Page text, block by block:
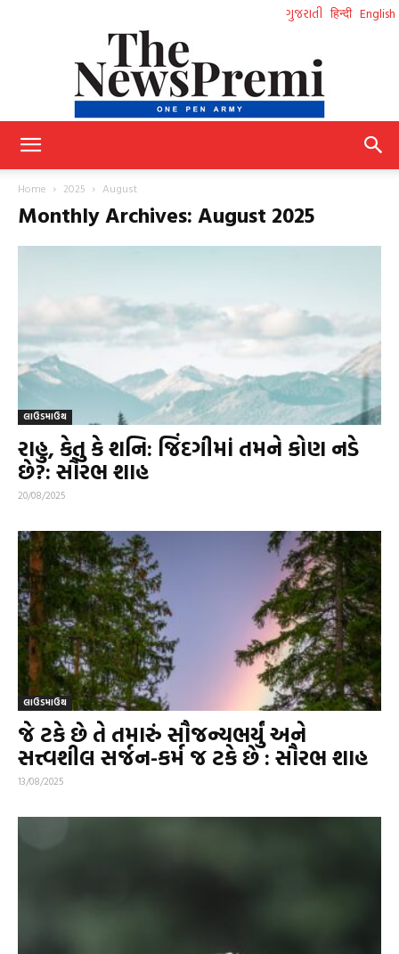
ગુજરાતી हिन्दी English
Home 2025 August
Monthly Archives: August 2025
લાઉડમાઉથ
રાહુ, કેતુ કે શનિ: જિંદગીમાં તમને કોણ નડે
છે?: સૌરભ શાહ
20/08/2025
લાઉડમાઉથ
જે ટકે છે તે તમારું સૌજન્યભર્યું અને
સત્ત્વશીલ સર્જન-કર્મ જ ટકે છે : સૌરભ શાહ
13/08/2025